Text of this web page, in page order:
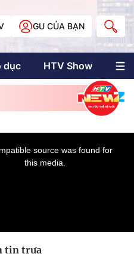
GU CỦA BẠN
dục HTV Show
Multimedia
Multiform
Doanh nhân Sài
Gòn
tin trưa